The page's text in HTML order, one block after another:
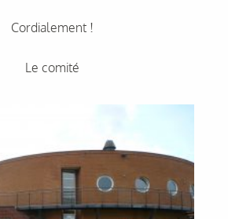
Cordialement !
Le comité